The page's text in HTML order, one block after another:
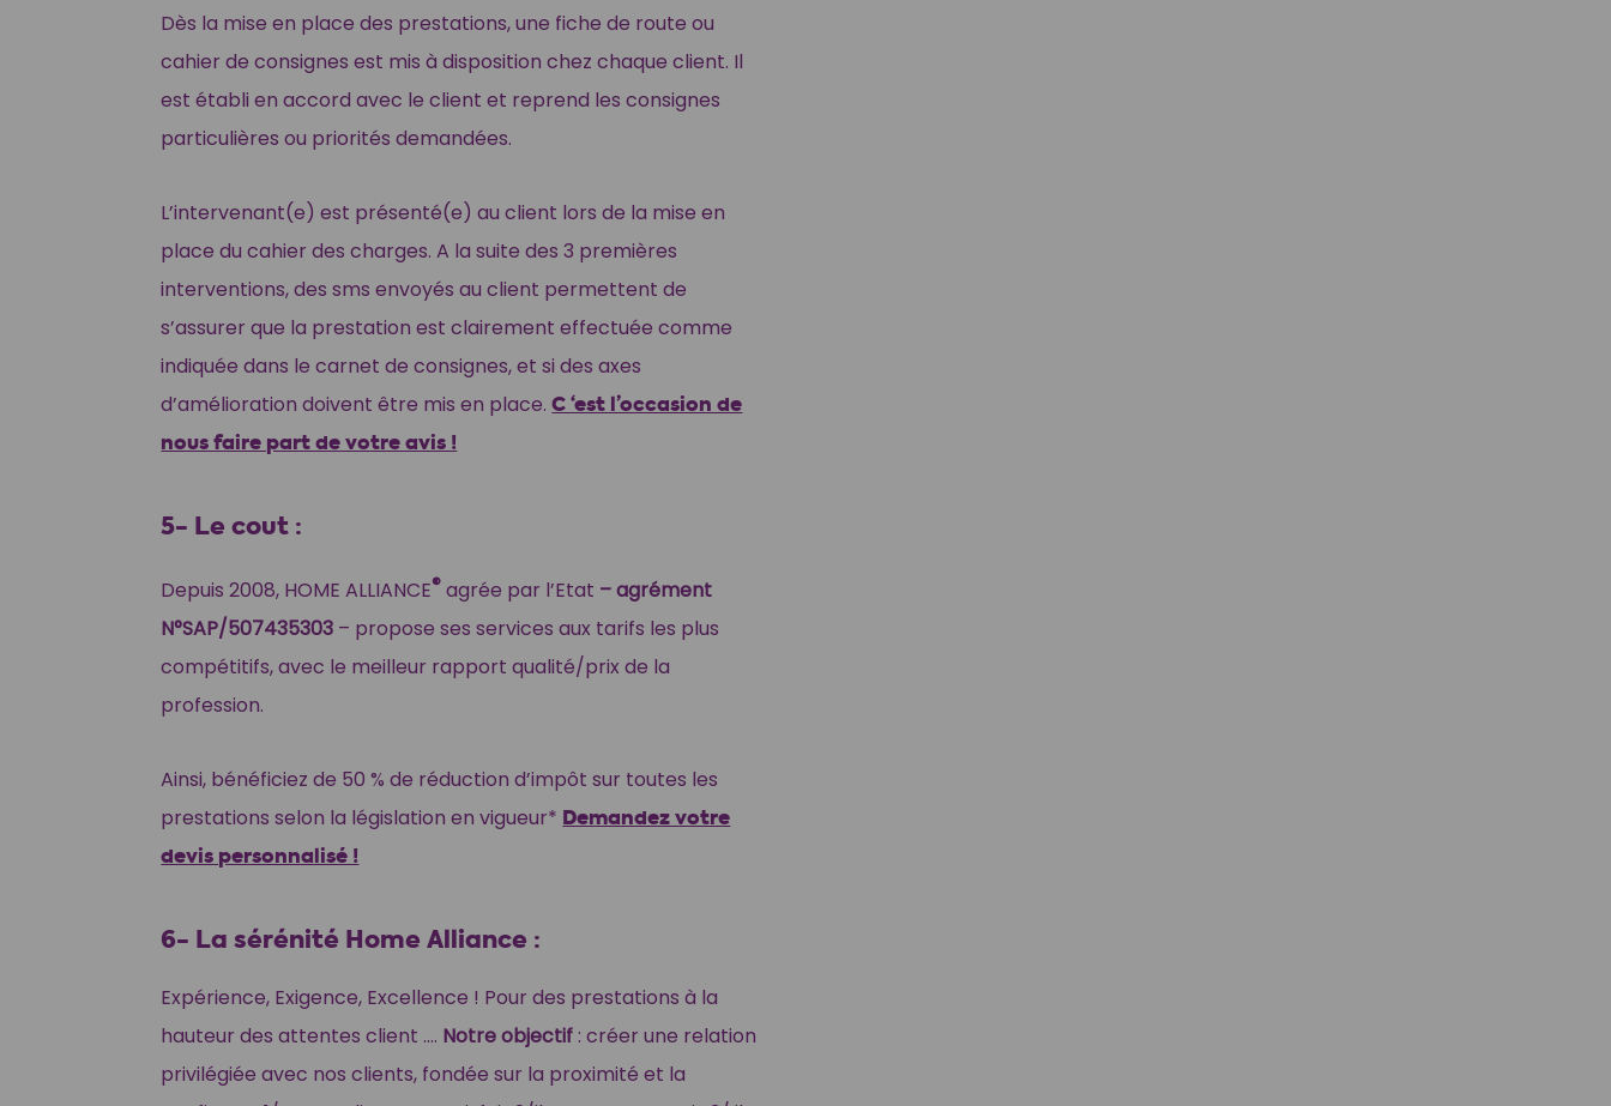
Dès la mise en place des prestations, une fiche de route ou
cahier de consignes est mis à disposition chez chaque client. Il
est établi en accord avec le client et reprend les consignes
particulières ou priorités demandées.
L’intervenant(e) est présenté(e) au client lors de la mise en
place du cahier des charges. A la suite des 3 premières
interventions, des sms envoyés au client permettent de
s’assurer que la prestation est clairement effectuée comme
indiquée dans le carnet de consignes, et si des axes
d’amélioration doivent être mis en place.C ‘est l’occasion de
nous faire part de votre avis !
5- Le cout :
Depuis 2008, HOME ALLIANCE® agrée par l’Etat – agrément
N°SAP/507435303 – propose ses services aux tarifs les plus
compétitifs, avec le meilleur rapport qualité/prix de la
profession.
Ainsi, bénéficiez de 50 % de réduction d’impôt sur toutes les
prestations selon la législation en vigueur* Demandez votre
devis personnalisé !
6- La sérénité Home Alliance :
Expérience, Exigence, Excellence ! Pour des prestations à la
hauteur des attentes client …. Notre objectif : créer une relation
privilégiée avec nos clients, fondée sur la proximité et la